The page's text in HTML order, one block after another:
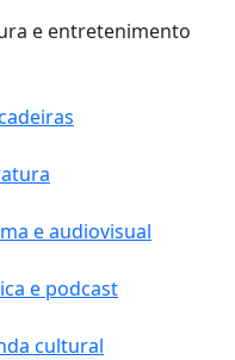
e entretenimento
e audiovisual
e podcast
cultural